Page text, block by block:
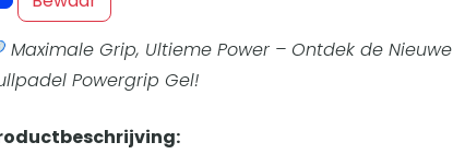
Ranglijsten
Nationale Toernooien
Maximale Grip, Ultieme Power – Ontdek de Nieuwe
Powergrip Gel!